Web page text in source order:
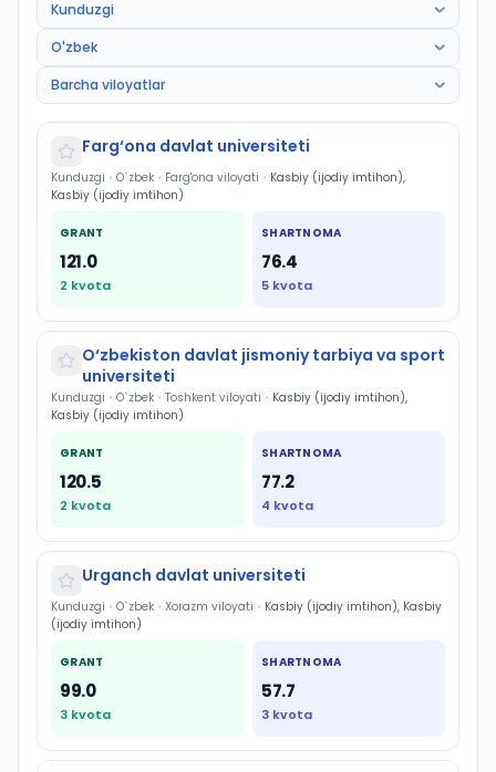
Farg‘ona davlat universiteti
Kunduzgi • O`zbek • Farg'ona viloyati • Kasbiy (ijodiy imtihon),
Kasbiy (ijodiy imtihon)
GRANT
121.0
2 kvota
SHARTNOMA
76.4
5 kvota
O‘zbekiston davlat jismoniy tarbiya va sport
universiteti
Kunduzgi • O`zbek • Toshkent viloyati • Kasbiy (ijodiy imtihon),
Kasbiy (ijodiy imtihon)
GRANT
120.5
2 kvota
SHARTNOMA
77.2
4 kvota
Urganch davlat universiteti
Kunduzgi • O`zbek • Xorazm viloyati • Kasbiy (ijodiy imtihon), Kasbiy
(ijodiy imtihon)
GRANT
99.0
3 kvota
SHARTNOMA
57.7
3 kvota